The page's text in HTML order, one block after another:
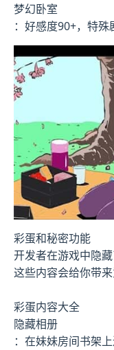
梦幻卧室
：好感度90+，特
彩蛋和秘密功能
开发者在游戏中隐
这些内容会给你带来
彩蛋内容大全
隐藏相册
：在妹妹房间书架